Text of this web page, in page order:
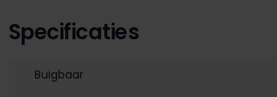
Specificaties
Buigbaar